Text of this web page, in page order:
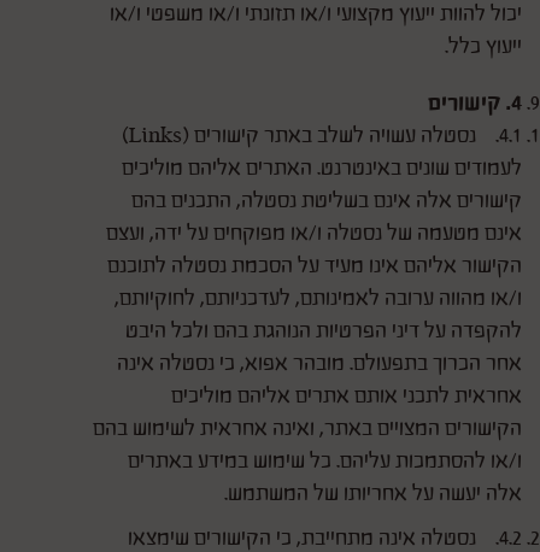
יכול להוות ייעוץ מקצועי ו/או תזונתי ו/או משפטי ו/או
ייעוץ כלל.
4. קישורים
4.1. נסטלה עשויה לשלב באתר קישורים (Links)
לעמודים שונים באינטרנט. האתרים אליהם מוליכים
קישורים אלה אינם בשליטת נסטלה, התכנים בהם
אינם מטעמה של נסטלה ו/או מפוקחים על ידה, ועצם
הקישור אליהם אינו מעיד על הסכמת נסטלה לתוכנם
ו/או מהווה ערובה לאמינותם, לעדכניותם, לחוקיותם,
להקפדה על דיני הפרטיות הנוהגת בהם ולכל היבט
אחר הכרוך בתפעולם. מובהר אפוא, כי נסטלה אינה
אחראית לתכני אותם אתרים אליהם מוליכים
הקישורים המצויים באתר, ואינה אחראית לשימוש בהם
ו/או להסתמכות עליהם. כל שימוש במידע באתרים
אלה יעשה על אחריותו של המשתמש.
4.2. נסטלה אינה מתחייבת, כי הקישורים שימצאו